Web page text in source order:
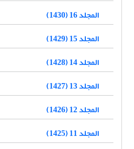
المجلد 16 (1430)
المجلد 15 (1429)
المجلد 14 (1428)
المجلد 13 (1427)
المجلد 12 (1426)
المجلد 11 (1425)